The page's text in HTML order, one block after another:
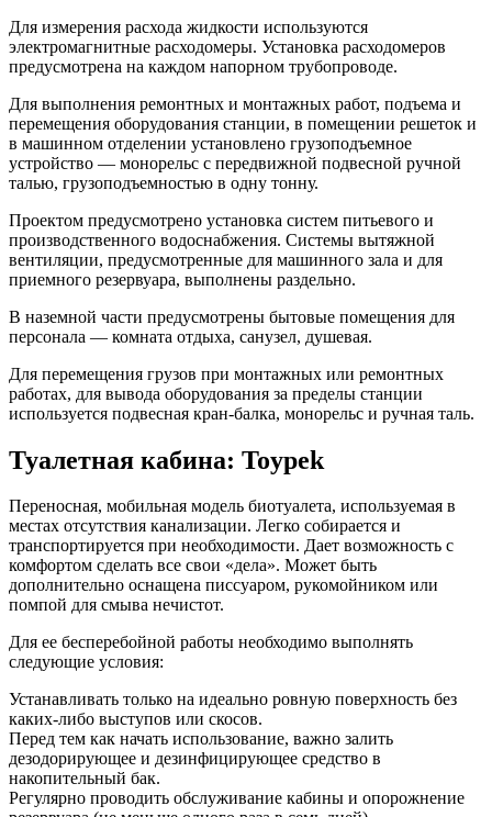
Для измерения расхода жидкости используются
электромагнитные расходомеры. Установка расходомеров
предусмотрена на каждом напорном трубопроводе.
Для выполнения ремонтных и монтажных работ, подъема и
перемещения оборудования станции, в помещении решеток и
в машинном отделении установлено грузоподъемное
устройство — монорельс с передвижной подвесной ручной
талью, грузоподъемностью в одну тонну.
Проектом предусмотрено установка систем питьевого и
производственного водоснабжения. Системы вытяжной
вентиляции, предусмотренные для машинного зала и для
приемного резервуара, выполнены раздельно.
В наземной части предусмотрены бытовые помещения для
персонала — комната отдыха, санузел, душевая.
Для перемещения грузов при монтажных или ремонтных
работах, для вывода оборудования за пределы станции
используется подвесная кран-балка, монорельс и ручная таль.
Туалетная кабина: Toypek
Переносная, мобильная модель биотуалета, используемая в
местах отсутствия канализации. Легко собирается и
транспортируется при необходимости. Дает возможность с
комфортом сделать все свои «дела». Может быть
дополнительно оснащена писсуаром, рукомойником или
помпой для смыва нечистот.
Для ее бесперебойной работы необходимо выполнять
следующие условия:
Устанавливать только на идеально ровную поверхность без
каких-либо выступов или скосов.
Перед тем как начать использование, важно залить
дезодорирующее и дезинфицирующее средство в
накопительный бак.
Регулярно проводить обслуживание кабины и опорожнение